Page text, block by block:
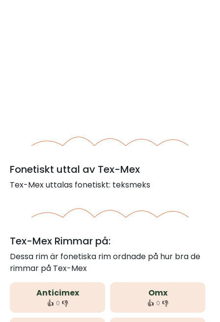
Fonetiskt uttal av Tex-Mex
Tex-Mex uttalas fonetiskt: teksmeks
Tex-Mex Rimmar på:
Dessa rim är fonetiska rim ordnade på hur bra de
rimmar på Tex-Mex
Anticimex
👍 0 👎
Omx
👍 0 👎